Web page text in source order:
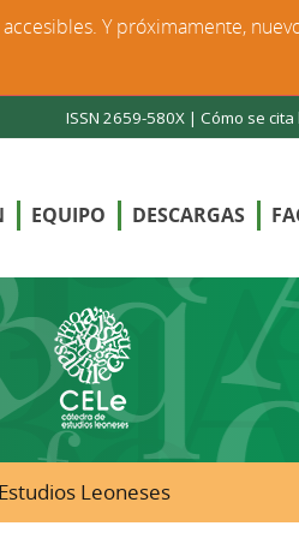
ISSN 2659-580X | Cómo se cita
EQUIPO DESCARGAS
Leoneses
Y próximamente,